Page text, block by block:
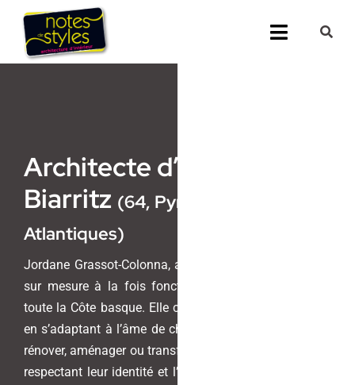
Passer
contenu
Toggle
Architecte d’intérieur
Biarritz (64, Pyrénées-
Atlantiques)
Jordane Grassot-Colonna, architecte crée des espaces
sur mesure à la fois fonctionnels et esthétiques sur
toute la Côte basque. Elle conçoit des projets uniques,
en s’adaptant à l’âme de chaque lieu, qu’il s’agisse de
rénover, aménager ou transformer des espaces, tout en
respectant leur identité et l’environnement dans lequel